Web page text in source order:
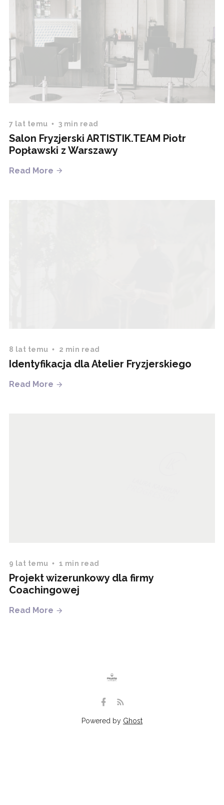
7 lat temu 3 min read
Salon Fryzjerski ARTISTIK.TEAM Piotr
Popławski z Warszawy
Read More
8 lat temu 2 min read
Identyfikacja dla Atelier Fryzjerskiego
Read More
9 lat temu 1 min read
Projekt wizerunkowy dla firmy
Coachingowej
Read More
Powered by Ghost